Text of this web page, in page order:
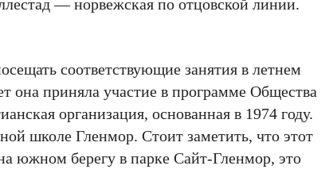
— норвежская по отцовской линии.
соответствующие занятия в летнем
она приняла участие в программе Общества
организация, основанная в 1974 году.
школе Гленмор. Стоит заметить, что этот
южном берегу в парке Сайт-Гленмор, это